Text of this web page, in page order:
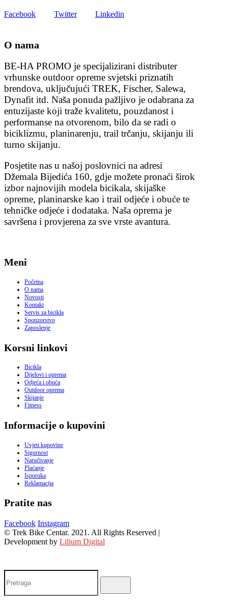
Facebook Twitter Linkedin
O nama
BE-HA PROMO je specijalizirani distributer
vrhunske outdoor opreme svjetski priznatih
brendova, uključujući TREK, Fischer, Salewa,
Dynafit itd. Naša ponuda pažljivo je odabrana za
entuzijaste koji traže kvalitetu, pouzdanost i
performanse na otvorenom, bilo da se radi o
biciklizmu, planinarenju, trail trčanju, skijanju ili
turno skijanju.
Posjetite nas u našoj poslovnici na adresi
Džemala Bijedića 160, gdje možete pronaći širok
izbor najnovijih modela bicikala, skijaške
opreme, planinarske kao i trail odjeće i obuće te
tehničke odjeće i dodataka. Naša oprema je
savršena i provjerena za sve vrste avantura.
Meni
Početna
O nama
Novosti
Kontakt
Servis za bicikla
Sponzorstvo
Zaposlenje
Korsni linkovi
Bicikla
Dijelovi i oprema
Odjeća i obuća
Outdoor oprema
Skijanje
Fitness
Informacije o kupovini
Uvjeti kupovine
Sigurnost
Naručivanje
Plaćanje
Isporuka
Reklamacija
Pratite nas
Facebook Instagram
© Trek Bike Centar. 2021. All Rights Reserved |
Development by Lilium Digital